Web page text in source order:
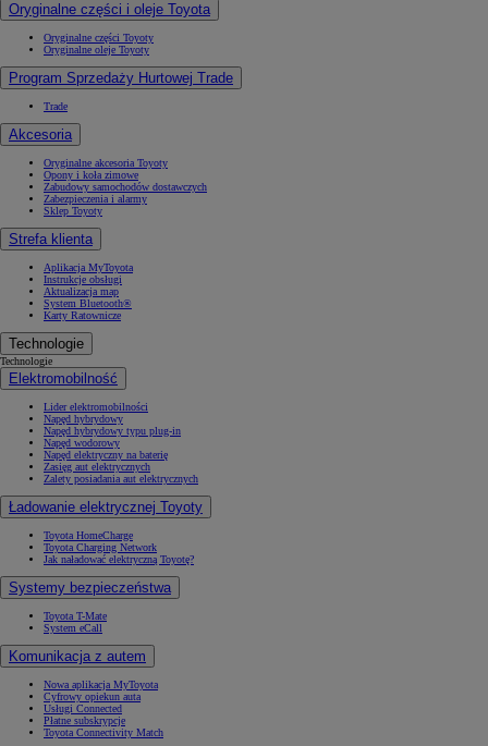
Oryginalne części i oleje Toyota
Oryginalne części Toyoty
Oryginalne oleje Toyoty
Program Sprzedaży Hurtowej Trade
Trade
Akcesoria
Oryginalne akcesoria Toyoty
Opony i koła zimowe
Zabudowy samochodów dostawczych
Zabezpieczenia i alarmy
Sklep Toyoty
Strefa klienta
Aplikacja MyToyota
Instrukcje obsługi
Aktualizacja map
System Bluetooth®
Karty Ratownicze
Technologie
Technologie
Elektromobilność
Lider elektromobilności
Napęd hybrydowy
Napęd hybrydowy typu plug-in
Napęd wodorowy
Napęd elektryczny na baterię
Zasięg aut elektrycznych
Zalety posiadania aut elektrycznych
Ładowanie elektrycznej Toyoty
Toyota HomeCharge
Toyota Charging Network
Jak naładować elektryczną Toyotę?
Systemy bezpieczeństwa
Toyota T-Mate
System eCall
Komunikacja z autem
Nowa aplikacja MyToyota
Cyfrowy opiekun auta
Usługi Connected
Płatne subskrypcje
Toyota Connectivity Match